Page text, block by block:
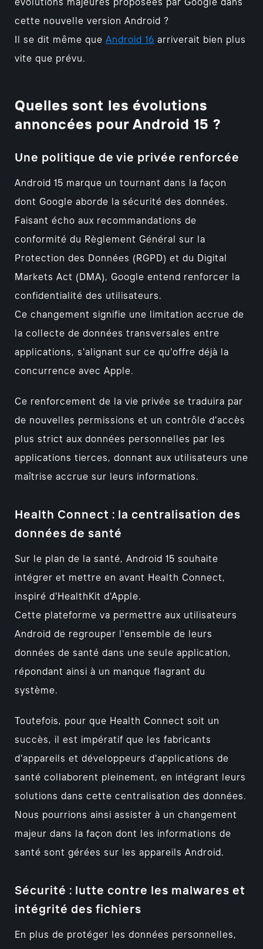
évolutions majeures proposées par Google dans
cette nouvelle version Android ?
Il se dit même que Android 16 arriverait bien plus
vite que prévu.
Quelles sont les évolutions
annoncées pour Android 15 ?
Une politique de vie privée renforcée
Android 15 marque un tournant dans la façon
dont Google aborde la sécurité des données.
Faisant écho aux recommandations de
conformité du Règlement Général sur la
Protection des Données (RGPD) et du Digital
Markets Act (DMA), Google entend renforcer la
confidentialité des utilisateurs.
Ce changement signifie une limitation accrue de
la collecte de données transversales entre
applications, s'alignant sur ce qu'offre déjà la
concurrence avec Apple.
Ce renforcement de la vie privée se traduira par
de nouvelles permissions et un contrôle d'accès
plus strict aux données personnelles par les
applications tierces, donnant aux utilisateurs une
maîtrise accrue sur leurs informations.
Health Connect : la centralisation des
données de santé
Sur le plan de la santé, Android 15 souhaite
intégrer et mettre en avant Health Connect,
inspiré d'HealthKit d'Apple.
Cette plateforme va permettre aux utilisateurs
Android de regrouper l'ensemble de leurs
données de santé dans une seule application,
répondant ainsi à un manque flagrant du
système.
Toutefois, pour que Health Connect soit un
succès, il est impératif que les fabricants
d'appareils et développeurs d'applications de
santé collaborent pleinement, en intégrant leurs
solutions dans cette centralisation des données.
Nous pourrions ainsi assister à un changement
majeur dans la façon dont les informations de
santé sont gérées sur les appareils Android.
Sécurité : lutte contre les malwares et
intégrité des fichiers
En plus de protéger les données personnelles,